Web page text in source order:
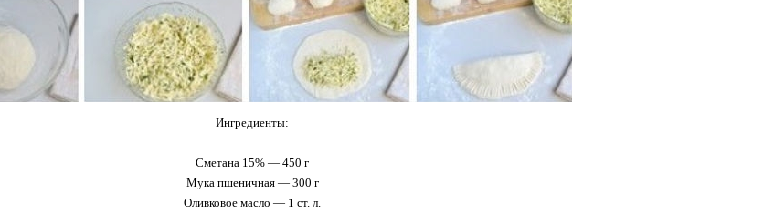
Ингредиенты:
Сметана 15% — 450 г
Мука пшеничная — 300 г
Оливковое масло — 1 ст. л.